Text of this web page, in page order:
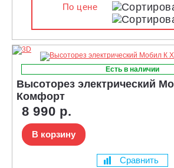
По цене
Есть в наличии
Высоторез электрический
Комфорт
8 990 р.
В корзину
Сравнить